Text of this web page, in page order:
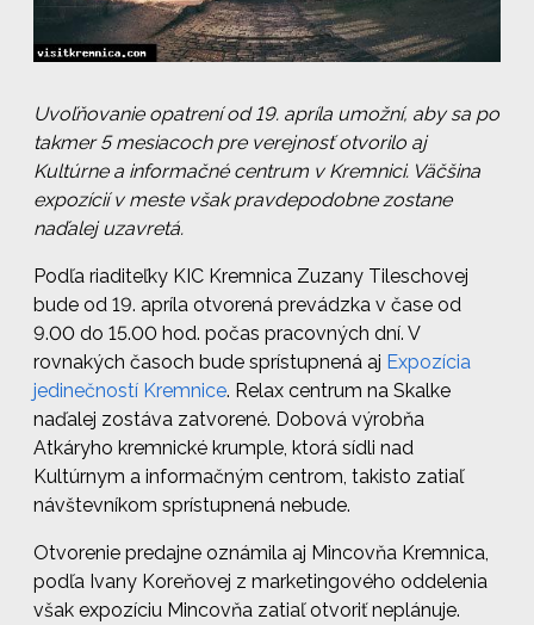
Uvoľňovanie opatrení od 19. apríla umožní, aby sa po
takmer 5 mesiacoch pre verejnosť otvorilo aj
Kultúrne a informačné centrum v Kremnici. Väčšina
expozícií v meste však pravdepodobne zostane
naďalej uzavretá.
Podľa riaditeľky KIC Kremnica Zuzany Tileschovej
bude od 19. apríla otvorená prevádzka v čase od
9.00 do 15.00 hod. počas pracovných dní. V
rovnakých časoch bude sprístupnená aj Expozícia
jedinečností Kremnice. Relax centrum na Skalke
naďalej zostáva zatvorené. Dobová výrobňa
Atkáryho kremnické krumple, ktorá sídli nad
Kultúrnym a informačným centrom, takisto zatiaľ
návštevníkom sprístupnená nebude.
Otvorenie predajne oznámila aj Mincovňa Kremnica,
podľa Ivany Koreňovej z marketingového oddelenia
však expozíciu Mincovňa zatiaľ otvoriť neplánuje.